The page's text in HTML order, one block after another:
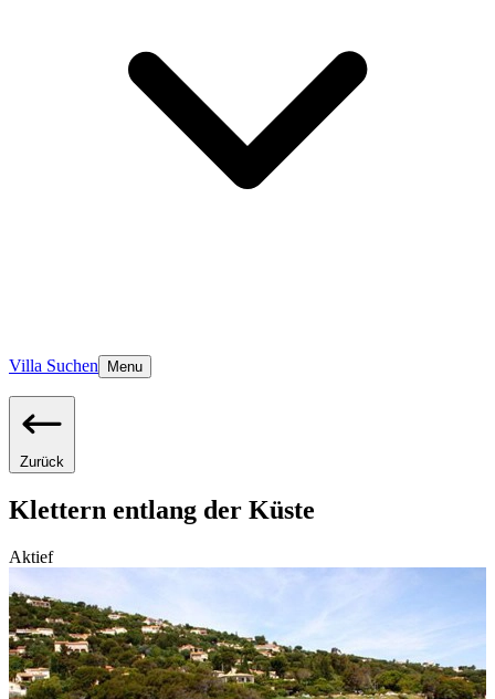
Villa Suchen Menu
Zurück
Klettern entlang der Küste
Aktief